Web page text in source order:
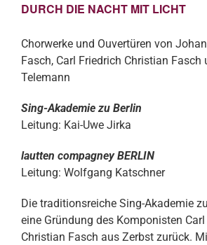
DURCH DIE NACHT MIT LICHT
Chorwerke und Ouvertüren von
Fasch, Carl Friedrich Christian Fasch
Telemann
Sing-Akademie zu Berlin
Leitung: Kai-Uwe Jirka
lautten compagney BERLIN
Leitung: Wolfgang Katschner
Die traditionsreiche Sing-Akademie
eine Gründung des Komponisten
Christian Fasch aus Zerbst zurück.